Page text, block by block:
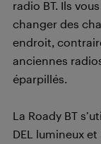
radio BT. Ils
changer des
endroit,
anciennes
éparpillés.
La Roady BT
DEL lumineux